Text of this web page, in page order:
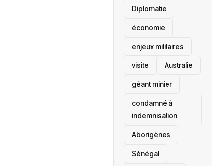
Diplomatie
économie
enjeux militaires
visite ‎Australie
géant minier
condamné à
indemnisation
Aborigènes
Sénégal